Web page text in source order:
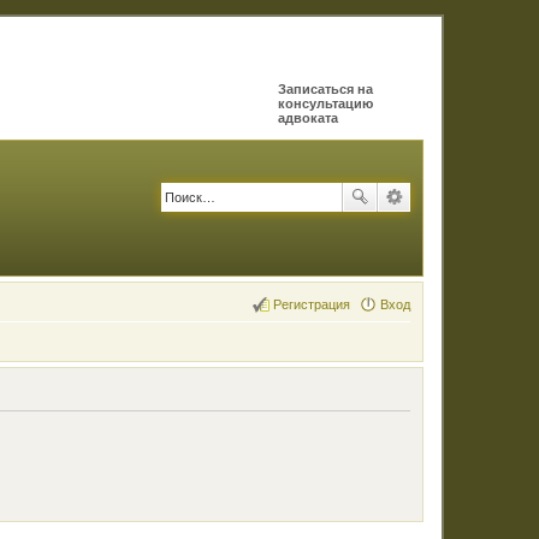
Записаться на
консультацию
адвоката
Вход
Регистрация